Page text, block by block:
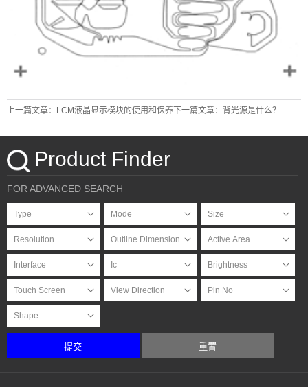
上一篇文章：LCM液晶显示模块的使用和保养 下一篇文章：背光源是什么？
Product Finder
FOR ADVANCED SEARCH
提交 重置